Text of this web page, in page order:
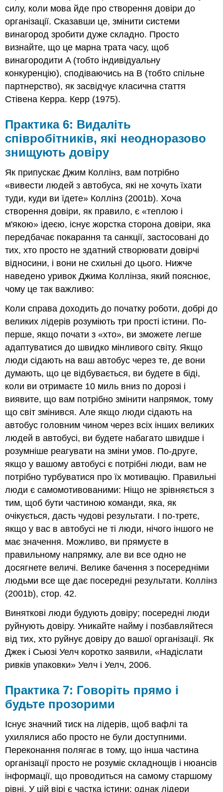
силу, коли мова йде про створення довіри до
організації. Сказавши це, змінити системи
винагород зробити дуже складно. Просто
визнайте, що це марна трата часу, щоб
винагородити A (тобто індивідуальну
конкуренцію), сподіваючись на B (тобто спільне
партнерство), як засвідчує класична стаття
Стівена Керра. Керр (1975).
Практика 6: Видаліть
співробітників, які неодноразово
знищують довіру
Як припускає Джим Коллінз, вам потрібно
«вивести людей з автобуса, які не хочуть їхати
туди, куди ви їдете» Коллінз (2001b). Хоча
створення довіри, як правило, є «теплою і
м'якою» ідеєю, існує жорстка сторона довіри, яка
передбачає покарання та санкції, застосовані до
тих, хто просто не здатний створювати довірчі
відносини, і вони не схильні до цього. Нижче
наведено уривок Джима Коллінза, який пояснює,
чому це так важливо:
Коли справа доходить до початку роботи, добрі до
великих лідерів розуміють три прості істини. По-
перше, якщо почати з «хто», ви зможете легше
адаптуватися до швидко мінливого світу. Якщо
люди сідають на ваш автобус через те, де вони
думають, що це відбувається, ви будете в біді,
коли ви отримаєте 10 миль вниз по дорозі і
виявите, що вам потрібно змінити напрямок, тому
що світ змінився. Але якщо люди сідають на
автобус головним чином через всіх інших великих
людей в автобусі, ви будете набагато швидше і
розумніше реагувати на зміни умов. По-друге,
якщо у вашому автобусі є потрібні люди, вам не
потрібно турбуватися про їх мотивацію. Правильні
люди є самомотивованими: Ніщо не зрівняється з
тим, щоб бути частиною команди, яка, як
очікується, дасть чудові результати. І по-третє,
якщо у вас в автобусі не ті люди, нічого іншого не
має значення. Можливо, ви прямуєте в
правильному напрямку, але ви все одно не
досягнете величі. Велике бачення з посередніми
людьми все ще дає посередні результати. Коллінз
(2001b), стор. 42.
Виняткові люди будують довіру; посередні люди
руйнують довіру. Уникайте найму і позбавляйтеся
від тих, хто руйнує довіру до вашої організації. Як
Джек і Сьюзі Уелч коротко заявили, «Надіслати
ривків упаковки» Уелч і Уелч, 2006.
Практика 7: Говоріть прямо і
будьте прозорими
Існує значний тиск на лідерів, щоб вафлі та
ухилялися або просто не були доступними.
Переконання полягає в тому, що інша частина
організації просто не розуміє складнощів і нюансів
інформації, що проводиться на самому старшому
рівні. У цій вірі є частка істини; однак лідери